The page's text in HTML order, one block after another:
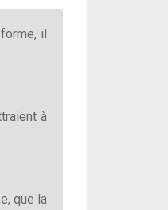
il
à
que la